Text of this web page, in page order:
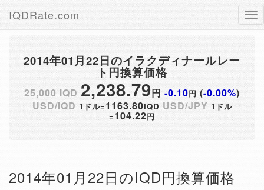
IQDRate.com
2014年01月22日のイラクディナールレー
ト円換算価格
25,000 IQD 2,238.79円-0.10円 (-0.00%)
USD/IQD 1ドル=1163.80IQD USD/JPY 1ドル
=104.22円
2014年01月22日のIQD円換算価格